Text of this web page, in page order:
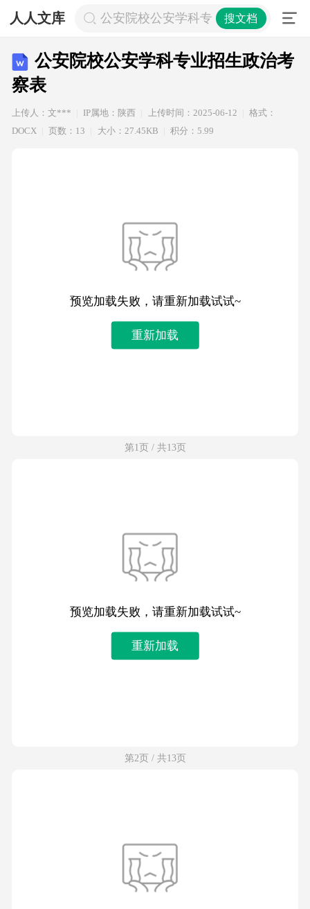
人人文库 公安院校公安学科专业招生政治考察
搜文档
公安院校公安学科专业招生政治考
察表
上传人：文*** IP属地：陕西 上传时间：2025-06-12
格式：
DOCX
页数：13 大小：27.45KB 积分：5.99
预览加载失败，请重新加载试试~
重新加载
第1页 / 共13页
预览加载失败，请重新加载试试~
重新加载
第2页 / 共13页